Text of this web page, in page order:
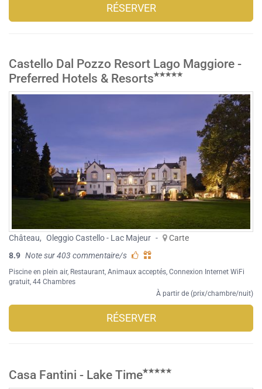
RÉSERVER
Castello Dal Pozzo Resort Lago Maggiore -
Preferred Hotels & Resorts
Château, Oleggio Castello - Lac Majeur -
Carte
8.9 Note sur 403 commentaire/s
Piscine en plein air, Restaurant Animaux acceptés Connexion Internet WiFi
gratuit , 44 Chambres
À partir de (prix/chambre/nuit)
RÉSERVER
Casa Fantini - Lake Time